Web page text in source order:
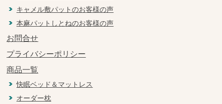
キャメル敷パットのお客様の声
本麻パットしとねのお客様の声
お問合せ
プライバシーポリシー
商品一覧
快眠ベッド＆マットレス
オーダー枕